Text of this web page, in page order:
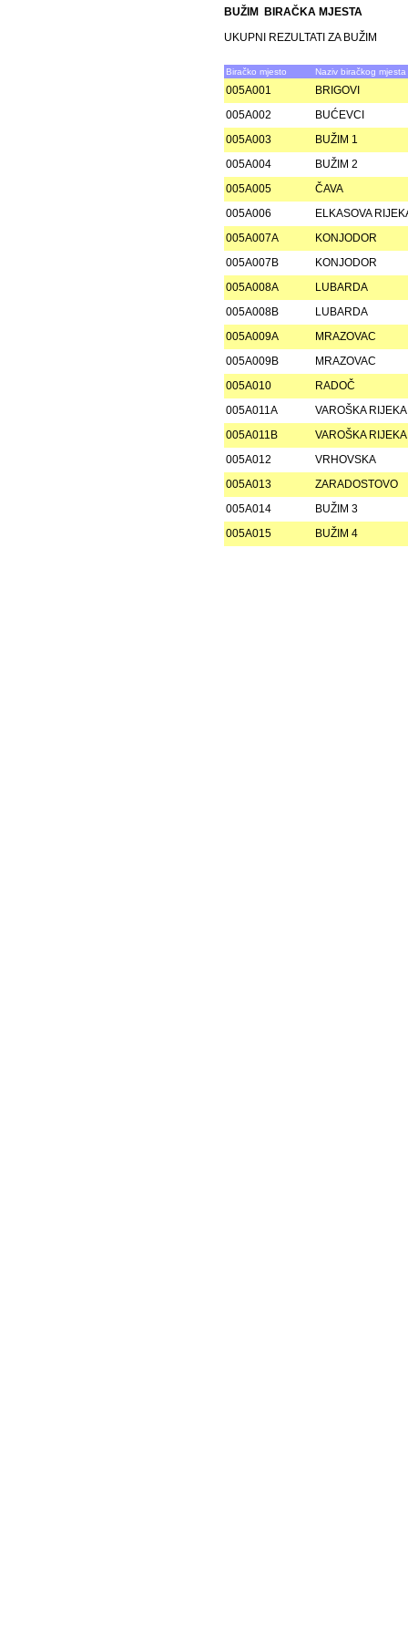
BUŽIM BIRAČKA MJESTA
UKUPNI REZULTATI ZA BUŽIM
Biračko mjesto Naziv biračkog mjesta
005A001
BRIGOVI
005A002
BUĆEVCI
005A003
BUŽIM 1
005A004
BUŽIM 2
005A005
ČAVA
005A006
ELKASOVA
005A007A
KONJODOR
005A007B
KONJODOR
005A008A
LUBARDA
005A008B
LUBARDA
005A009A
MRAZOVAC
005A009B
MRAZOVAC
005A010
RADOČ
005A011A
VAROŠKA RIJEKA
005A011B
VAROŠKA RIJEKA
005A012
VRHOVSKA
005A013
ZARADOSTOVO
005A014
BUŽIM 3
005A015
BUŽIM 4